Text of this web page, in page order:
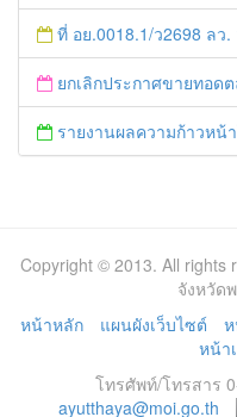
ที่ อย.0018.1/ว2698 ลว. 19 มิ.ย.58 เรื่อง ก
ยกเลิกประกาศขายทอดตลาด
รายงานผลความก้าวหน้าโครงการจัดการ
Copyright © 2013. All
จังหวัด
หน้าหลัก
แผนผังเว็บไซต์
หน้า
โทรศัพท์/โทรสาร
ayutthaya@moi.go.th